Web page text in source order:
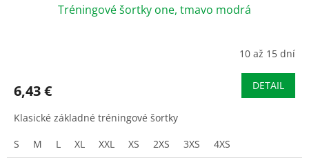
Tréningové šortky one, tmavo modrá
10 až 15 dní
6,43 € DETAIL
Klasické základné tréningové šortky
S
M L XL XXL XS 2XS 3XS 4XS